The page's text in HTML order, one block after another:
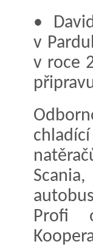
•
v
v roce
Profi